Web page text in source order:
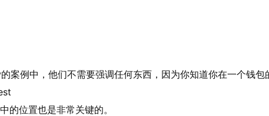
案例中，他们不需要强调任何东西，因为你知道你在一个钱包
的位置也是非常关键的。